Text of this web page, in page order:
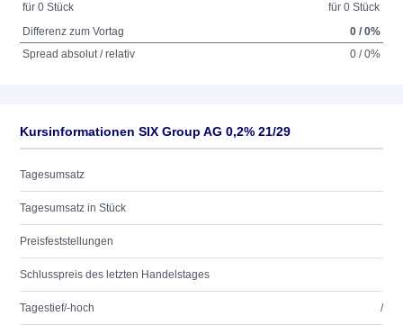
für 0 Stück
für 0 Stück
Differenz zum Vortag
0 / 0%
Spread absolut / relativ
0 / 0%
Kursinformationen SIX Group AG 0,2% 21/29
Tagesumsatz
Tagesumsatz in Stück
Preisfeststellungen
Schlusspreis des letzten Handelstages
Tagestief/-hoch /